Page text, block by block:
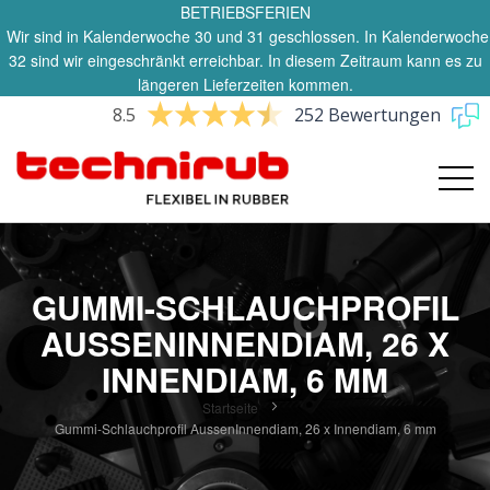
BETRIEBSFERIEN
Wir sind in Kalenderwoche 30 und 31 geschlossen. In Kalenderwoche
32 sind wir eingeschränkt erreichbar. In diesem Zeitraum kann es zu
längeren Lieferzeiten kommen.
8.5 252 Bewertungen
GUMMI-SCHLAUCHPROFIL
AUSSENINNENDIAM, 26 X
INNENDIAM, 6 MM
Startseite
Gummi-Schlauchprofil AussenInnendiam, 26 x Innendiam, 6 mm